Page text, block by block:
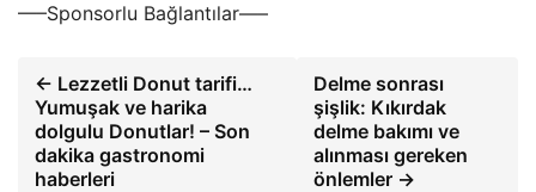
—–Sponsorlu Bağlantılar—–
← Lezzetli Donut tarifi…
Yumuşak ve harika
dolgulu Donutlar! – Son
dakika gastronomi
haberleri
Delme sonrası
şişlik: Kıkırdak
delme bakımı ve
alınması gereken
önlemler →